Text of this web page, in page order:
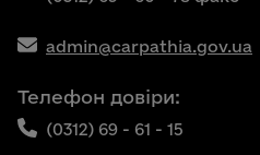
admin@carpathia.gov.ua
Телефон довіри:
(0312) 69 - 61 - 15